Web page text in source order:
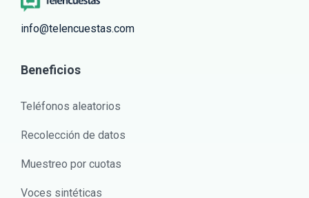
info@telencuestas.com
Beneficios
Teléfonos aleatorios
Recolección de datos
Muestreo por cuotas
Voces sintéticas